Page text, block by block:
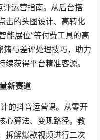
评运营指南。从后台搭
击的头图设计、高转化
能展位”等付费工具的高
籍与差评处理技巧，助力
获得平台精准客源。
新赛道
的抖音运营课。从零开
心算法、变现路径。教
拆解爆款视频进行二次